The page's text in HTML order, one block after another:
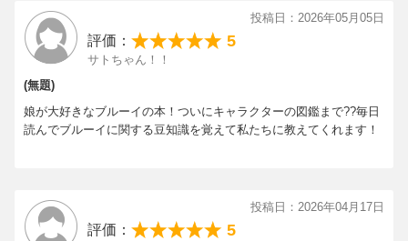
投稿日：2026年05月05日
評価： 5
サトちゃん！！
(無題)
娘が大好きなブルーイの本！ついにキャラクターの図鑑まで??毎日
読んでブルーイに関する豆知識を覚えて私たちに教えてくれます！
投稿日：2026年04月17日
評価： 5